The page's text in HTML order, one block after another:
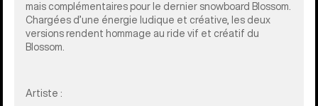
mais complémentaires pour le dernier snowboard Blossom.
Chargées d’une énergie ludique et créative, les deux
versions rendent hommage au ride vif et créatif du
Blossom.
Artiste :